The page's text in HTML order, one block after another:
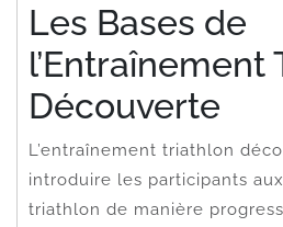
Les Bases de
l’Entraînement
Découverte
L’entraînement triathlon
introduire les participants
triathlon de manière